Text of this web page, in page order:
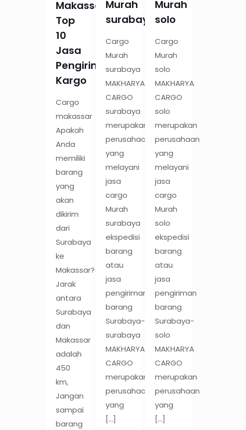
Makassar:
Top
10
Jasa
Pengiriman
Kargo
Cargo
makassar
Apakah
Anda
memiliki
barang
yang
akan
dikirim
dari
Surabaya
ke
Makassar?
Jarak
antara
Surabaya
dan
Makassar
adalah
450
km,
Jangan
sampai
barang
Murah
surabaya
Cargo
Murah
surabaya
MAKHARYA
CARGO
surabaya
merupakan
perusahaan
yang
melayani
jasa
cargo
Murah
surabaya
ekspedisi
barang
atau
jasa
pengiriman
barang
Surabaya-
surabaya
MAKHARYA
CARGO
merupakan
perusahaan
yang
[…]
Murah
solo
Cargo
Murah
solo
MAKHARYA
CARGO
solo
merupakan
perusahaan
yang
melayani
jasa
cargo
Murah
solo
ekspedisi
barang
atau
jasa
pengiriman
barang
Surabaya-
solo
MAKHARYA
CARGO
merupakan
perusahaan
yang
[…]